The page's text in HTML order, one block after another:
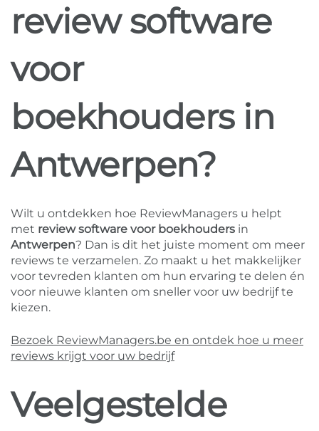
review software
voor
boekhouders in
Antwerpen?
Wilt u ontdekken hoe ReviewManagers u helpt
met review software voor boekhouders in
Antwerpen? Dan is dit het juiste moment om meer
reviews te verzamelen. Zo maakt u het makkelijker
voor tevreden klanten om hun ervaring te delen én
voor nieuwe klanten om sneller voor uw bedrijf te
kiezen.
Bezoek ReviewManagers.be en ontdek hoe u meer
reviews krijgt voor uw bedrijf
Veelgestelde